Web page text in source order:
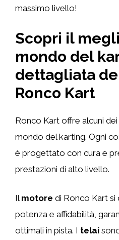
massimo livello!
Scopri il
mondo del
dettagliata
Ronco Kart
Ronco Kart offre alcuni
mondo del karting. Ogni
è progettato con cura e
prestazioni di alto livello.
Il motore di Ronco Kart si
potenza e affidabilità,
ottimali in pista. I telai